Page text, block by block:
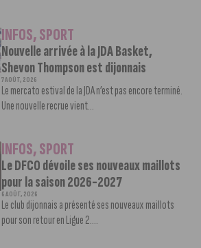
INFOS,SPORT
Nouvelle arrivée à la JDA Basket,
Shevon Thompson est dijonnais
7 AOÛT, 2026
Le mercato estival de la JDA n’est pas encore terminé.
Une nouvelle recrue vient...
INFOS,SPORT
Le DFCO dévoile ses nouveaux maillots
pour la saison 2026-2027
6 AOÛT, 2026
Le club dijonnais a présenté ses nouveaux maillots
pour son retour en Ligue 2....